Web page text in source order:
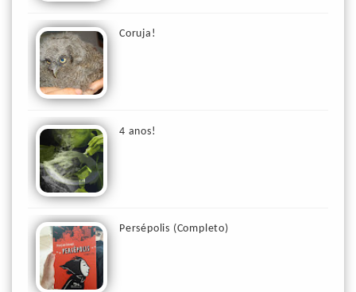
Coruja!
4 anos!
Persépolis (Completo)